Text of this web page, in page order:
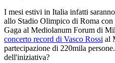
I mesi estivi in Italia infatti
allo Stadio Olimpico di Roma
Gaga al Mediolanum Forum di
concerto record di Vasco Rossi al
partecipazione di 220mila
dell'iniziativa?